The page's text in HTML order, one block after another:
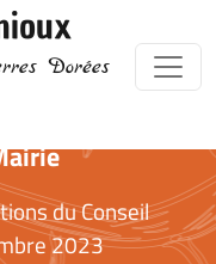
Dorées
du Conseil
2023